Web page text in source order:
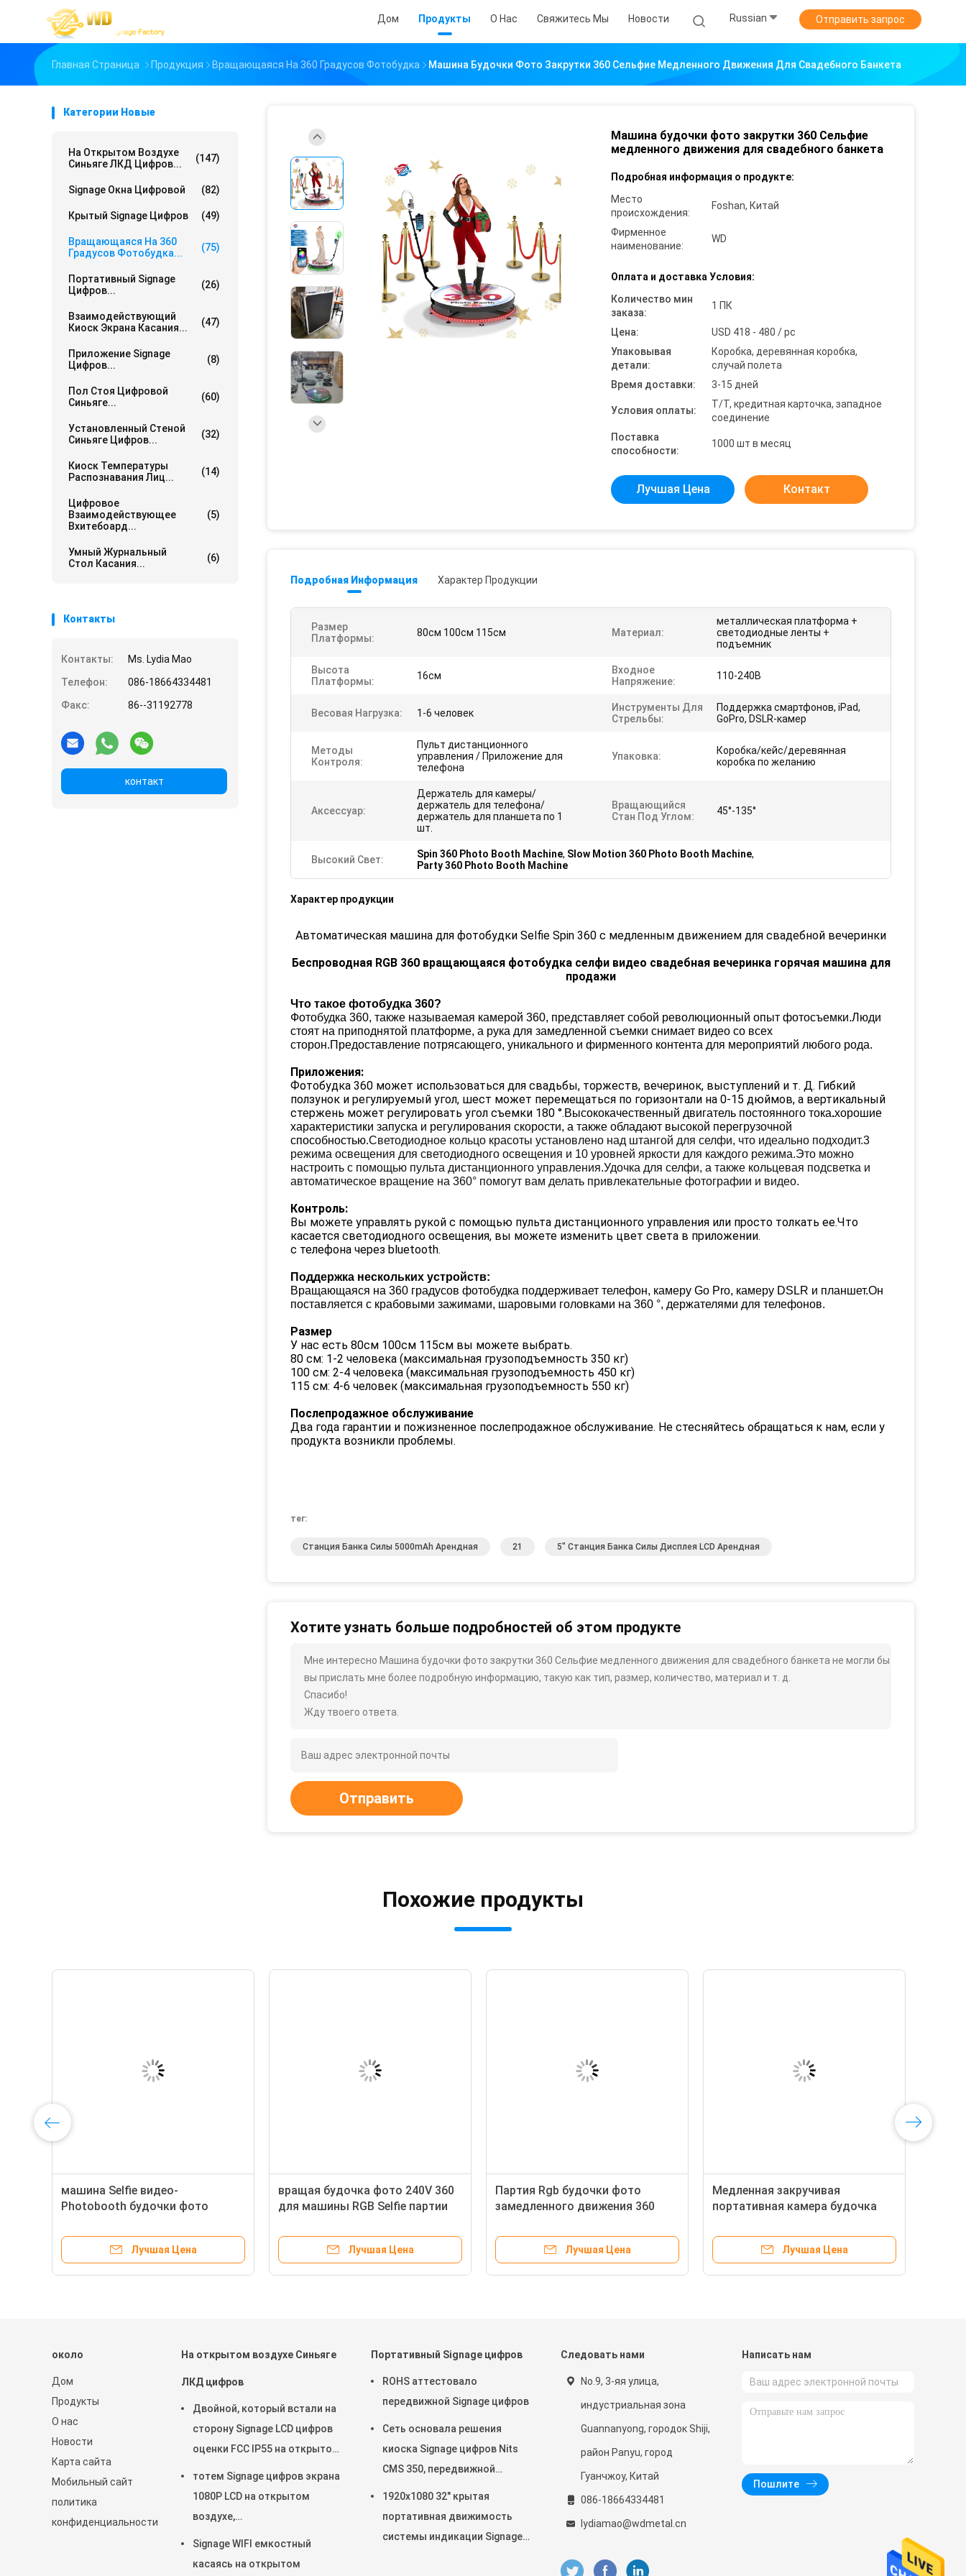
Дом Продукты О Нас Свяжитесь Мы Новости Russian Отправить запрос
Главная Страница Продукция Вращающаяся На 360 Градусов Фотобудка Машина Будочки Фото Закрутки 360 Сельфие Медленного Движения Для Свадебного Банкета
Категории Новые
На Открытом Воздухе
Синьяге ЛКД Цифров...
(147)
Signage Окна Цифровой (82)
Крытый Signage Цифров (49)
Вращающаяся На 360
Градусов Фотобудка...
(75)
Портативный Signage
Цифров...
(26)
Взаимодействующий
Киоск Экрана Касания...
(47)
Приложение Signage
Цифров...
(8)
Пол Стоя Цифровой
Синьяге...
(60)
Установленный Стеной
Синьяге Цифров...
(32)
Киоск Температуры
Распознавания Лиц...
(14)
Цифровое
Взаимодействующее
Вхитебоард...
(5)
Умный Журнальный
Стол Касания...
(6)
Контакты
Контакты:
Ms. Lydia Mao
Телефон:
086-18664334481
Факс:
86--31192778
контакт
Машина будочки фото закрутки 360 Сельфие
медленного движения для свадебного банкета
Подробная информация о продукте:
Место
происхождения:
Foshan, Китай
Фирменное
наименование:
WD
Оплата и доставка Условия:
Количество мин
заказа:
1 ПК
Цена:
USD 418 - 480 / pc
Упаковывая
детали:
Коробка, деревянная коробка,
случай полета
Время доставки:
3-15 дней
Условия оплаты:
T/T, кредитная карточка, западное
соединение
Поставка
способности:
1000 шт в месяц
Лучшая Цена Контакт
Подробная Информация Характер Продукции
Размер
Платформы:
80см 100см 115см Материал:
металлическая платформа +
светодиодные ленты +
подъемник
Высота
Платформы:
16см
Входное
Напряжение:
110-240В
Весовая Нагрузка: 1-6 человек
Инструменты Для
Стрельбы:
Поддержка смартфонов, iPad,
GoPro, DSLR-камер
Методы
Контроля:
Пульт дистанционного
управления / Приложение для
телефона
Упаковка:
Коробка/кейс/деревянная
коробка по желанию
Аксессуар:
Держатель для камеры/
держатель для телефона/
держатель для планшета по 1
шт.
Вращающийся
Стан Под Углом:
45°-135°
Высокий Свет: Spin 360 Photo Booth Machine, Slow Motion 360 Photo Booth Machine,
Party 360 Photo Booth Machine
Характер продукции
Автоматическая машина для фотобудки Selfie Spin 360 с медленным движением для свадебной вечеринки
Беспроводная RGB 360 вращающаяся фотобудка селфи видео свадебная вечеринка горячая машина для
продажи
Что такое фотобудка 360?
Фотобудка 360, также называемая камерой 360, представляет собой революционный опыт фотосъемки.Люди
стоят на приподнятой платформе, а рука для замедленной съемки снимает видео со всех
сторон.Предоставление потрясающего, уникального и фирменного контента для мероприятий любого рода.
Приложения:
Фотобудка 360 может использоваться для свадьбы, торжеств, вечеринок, выступлений и т. Д. Гибкий
ползунок и регулируемый угол, шест может перемещаться по горизонтали на 0-15 дюймов, а вертикальный
стержень может регулировать угол съемки 180 °.Высококачественный двигатель постоянного тока.хорошие
характеристики запуска и регулирования скорости, а также обладают высокой перегрузочной
способностью.Светодиодное кольцо красоты установлено над штангой для селфи, что идеально подходит.3
режима освещения для светодиодного освещения и 10 уровней яркости для каждого режима.Это можно
настроить с помощью пульта дистанционного управления.Удочка для селфи, а также кольцевая подсветка и
автоматическое вращение на 360° помогут вам делать привлекательные фотографии и видео.
Контроль:
Вы можете управлять рукой с помощью пульта дистанционного управления или просто толкать ее.Что
касается светодиодного освещения, вы можете изменить цвет света в приложении.
с телефона через bluetooth.
Поддержка нескольких устройств:
Вращающаяся на 360 градусов фотобудка поддерживает телефон, камеру Go Pro, камеру DSLR и планшет.Он
поставляется с крабовыми зажимами, шаровыми головками на 360 °, держателями для телефонов.
Размер
У нас есть 80см 100см 115см вы можете выбрать.
80 см: 1-2 человека (максимальная грузоподъемность 350 кг)
100 см: 2-4 человека (максимальная грузоподъемность 450 кг)
115 см: 4-6 человек (максимальная грузоподъемность 550 кг)
Послепродажное обслуживание
Два года гарантии и пожизненное послепродажное обслуживание. Не стесняйтесь обращаться к нам, если у
продукта возникли проблемы.
тег:
Станция Банка Силы 5000mAh Арендная 21 5" Станция Банка Силы Дисплея LCD Арендная
Хотите узнать больше подробностей об этом продукте
Мне интересно Машина будочки фото закрутки 360 Сельфие медленного движения для свадебного банкета не могли бы
вы прислать мне более подробную информацию, такую ​​как тип, размер, количество, материал и т. д.
Спасибо!
Жду твоего ответа.
Отправить
Похожие продукты
машина Selfie видео-
Photobooth будочки фото
радиотелеграфа 100cm вращая
Лучшая Цена
вращая будочка фото 240V 360
для машины RGB Selfie партии
Лучшая Цена
Партия Rgb будочки фото
замедленного движения 360
машина свадьбы
Лучшая Цена
Медленная закручивая
портативная камера будочка
подарка рождества
Лучшая Цена
около
Дом
Продукты
О нас
Новости
Карта сайта
Мобильный сайт
политика
конфиденциальности
На открытом воздухе Синьяге
ЛКД цифров
Двойной, который встали на
сторону Signage LCD цифров
оценки FCC IP55 на открытом
тотем Signage цифров экрана
1080P LCD на открытом
воздухе,
Signage WIFI емкостный
касаясь на открытом
Портативный Signage цифров
ROHS аттестовало
передвижной Signage цифров
Сеть основала решения
киоска Signage цифров Nits
CMS 350, передвижной
1920x1080 32" крытая
портативная движимость
системы индикации Signage
Следовать нами
No.9, 3-яя улица,
индустриальная зона
Guannanyong, городок Shiji,
район Panyu, город
Гуанчжоу, Китай
086-18664334481
lydiamao@wdmetal.cn
Написать нам
Пошлите